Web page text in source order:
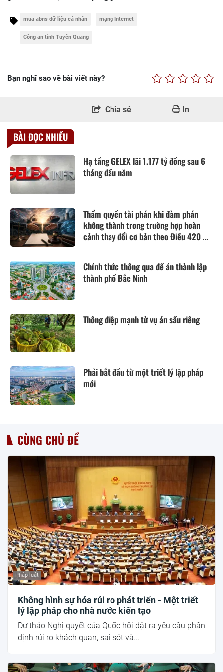
mua abns dữ liệu cá nhân mạng Internet
Công an tỉnh Tuyên Quang
Bạn nghĩ sao về bài viết này?
Chia sẻ In
BÀI ĐỌC NHIỀU
Hạ tầng GELEX lãi 1.177 tỷ đồng sau 6
tháng đầu năm
Thẩm quyền tài phán khi đàm phán
không thành trong trường hợp hoàn
cảnh thay đổi cơ bản theo Điều 420 Bộ
Chính thức thông qua đề án thành lập
thành phố Bắc Ninh
Thông điệp mạnh từ vụ án sầu riêng
Phải bắt đầu từ một triết lý lập pháp
mới
CÙNG CHỦ ĐỀ
Pháp luật
Không hình sự hóa rủi ro phát triển - Một triết
lý lập pháp cho nhà nước kiến tạo
Dự thảo Nghị quyết của Quốc hội đặt ra yêu cầu phân
định rủi ro khách quan, sai sót và...